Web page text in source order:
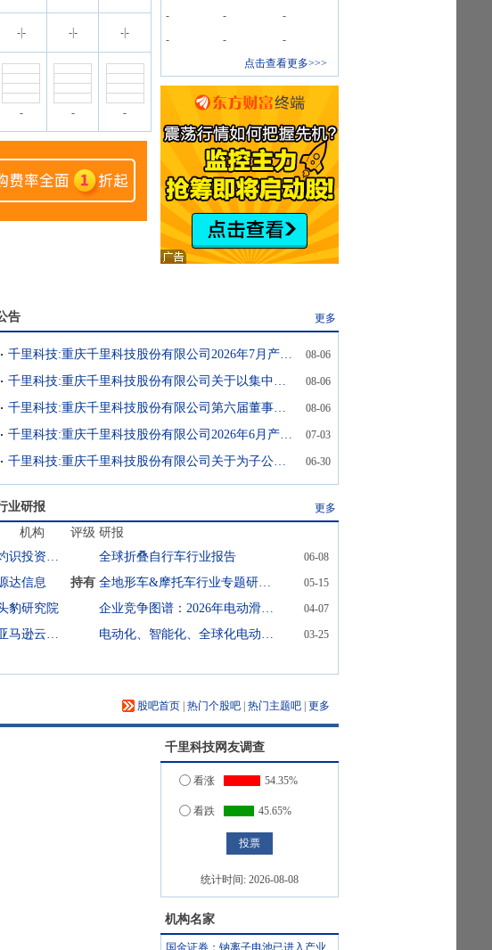
-|- -|- --
- - -
-
-
-
-
-
-
点击查看更多>>>
告 更多
千里科技:重庆千里科技股份有限公司2026年7月产销快报公告 08-06
千里科技:重庆千里科技股份有限公司关于以集中竞价方式回购股份方案的公告 08-06
千里科技:重庆千里科技股份有限公司第六届董事会第三十八次会议决议公告 08-06
千里科技:重庆千里科技股份有限公司2026年6月产销快报公告 07-03
千里科技:重庆千里科技股份有限公司关于为子公司提供担保的公告 06-30
业研报 更多
机构 评级 研报
灼识投资咨询(上海)
全球折叠自行车行业报告 06-08
达信息 持有 全地形车&摩托车行业专题研究：Powersports出海正当时 05-15
豹研究院 企业竞争图谱：2026年电动滑板车 头豹词条报告系列 04-07
亚马逊云科技 电动化、智能化、全球化电动两轮车创新实践手册 03-25
股吧首页 热门个股吧 热门主题吧 更多
千里科技网友调查
看涨 54.35%
看跌 45.65%
统计时间: 2026-08-08
机构名家
国金证券：钠离子电池已进入产业